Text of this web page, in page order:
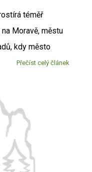
téměř
Moravě, městu
kdy město
Přečíst celý článek